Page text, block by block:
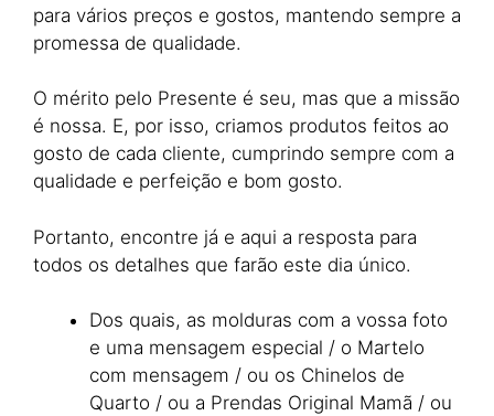
para vários preços e gostos, mantendo sempre a
promessa de qualidade.
O mérito pelo Presente é seu, mas que a missão
é nossa. E, por isso, criamos produtos feitos ao
gosto de cada cliente, cumprindo sempre com a
qualidade e perfeição e bom gosto.
Portanto, encontre já e aqui a resposta para
todos os detalhes que farão este dia único.
Dos quais, as molduras com a vossa foto
e uma mensagem especial / o Martelo
com mensagem / ou os Chinelos de
Quarto / ou a Prendas Original Mamã / ou